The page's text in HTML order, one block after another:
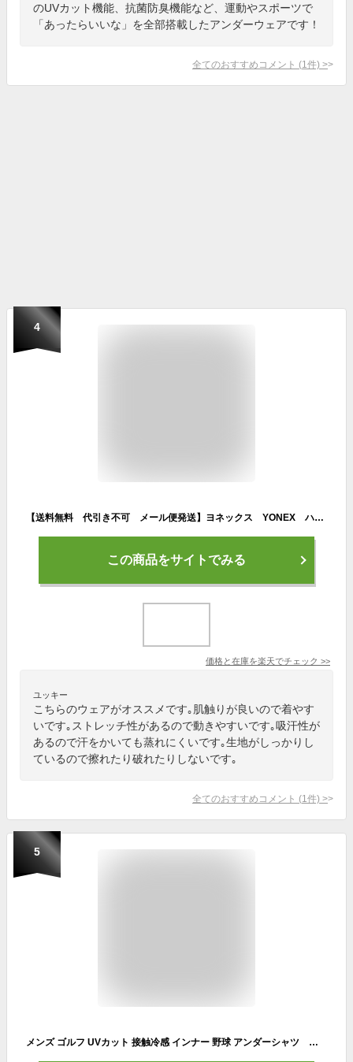
のUVカット機能、抗菌防臭機能など、運動やスポーツで
「あったらいいな」を全部搭載したアンダーウェアです！
全てのおすすめコメント (1 件) >
4
【送料無料 代引き不可 メール便発送】ヨネックス YONEX ハイネック長袖シャツ STB-F1008 男女兼用 バドミントン テニス フィットネス ラケットスポーツ 日本バドミントン協会審査合格品
この商品をサイトでみる
価格と在庫を楽天でチェック >>
ユッキー
こちらのウェアがオススメです｡肌触りが良いので着やす
いです｡ストレッチ性があるので動きやすいです｡吸汗性が
あるので汗をかいても蒸れにくいです｡生地がしっかりし
ているので擦れたり破れたりしないです｡
全てのおすすめコメント (1 件) >
5
メンズ ゴルフ UVカット 接触冷感 インナー 野球 アンダーシャツ インナーシャツ アンダーウェア tシャツ ハイネック 長袖 日焼け 止め 防止 対策 ストレッチ UPF50 テニス スポーツ アウトドア トラベル ランニング ゴルフウェア テニスウェア アンダーシャツ